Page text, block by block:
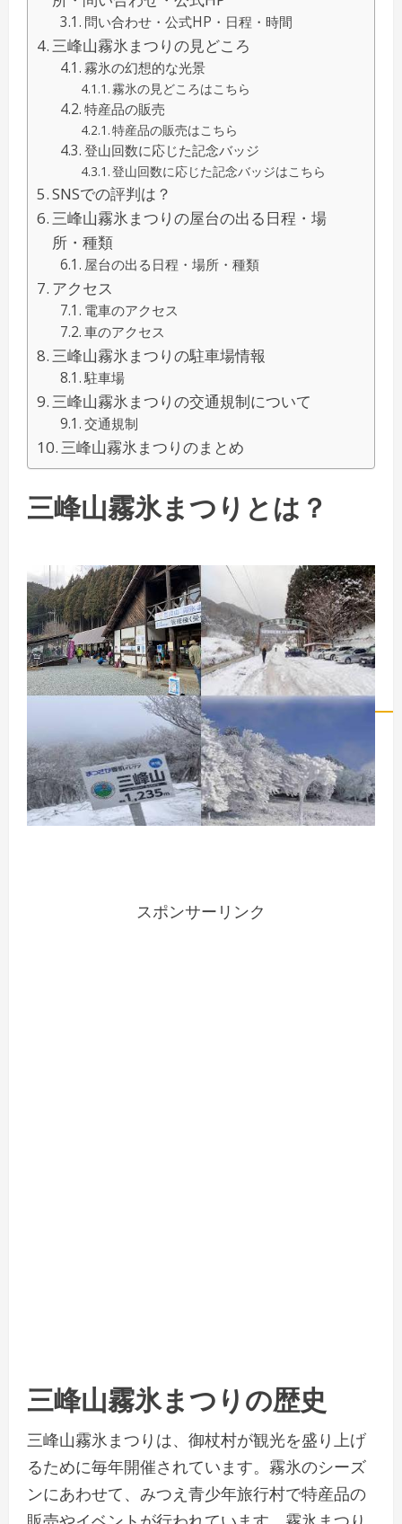
問い合わせ・公式HP・日程・時間
三峰山霧氷まつりの見どころ
霧氷の幻想的な光景
霧氷の見どころはこちら
特産品の販売
特産品の販売はこちら
登山回数に応じた記念バッジ
登山回数に応じた記念バッジはこちら
SNSでの評判は？
三峰山霧氷まつりの屋台の出る日程・場
所・種類
屋台の出る日程・場所・種類
アクセス
電車のアクセス
車のアクセス
三峰山霧氷まつりの駐車場情報
駐車場
三峰山霧氷まつりの交通規制について
交通規制
三峰山霧氷まつりのまとめ
三峰山霧氷まつりとは？
スポンサーリンク
三峰山霧氷まつりの歴史
三峰山霧氷まつりは、御杖村が観光を盛り上げ
るために毎年開催されています。霧氷のシーズ
ンにあわせて、みつえ青少年旅行村で特産品の